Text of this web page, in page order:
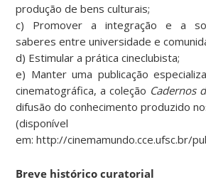
produção de bens culturais;
c) Promover a integração e a
saberes entre universidade e
d) Estimular a prática cineclubista;
e) Manter uma publicação
cinematográfica, a coleção Cadernos
difusão do conhecimento produzido
(disponível
em: http://cinemamundo.cce.ufsc.br/
Breve histórico curatorial